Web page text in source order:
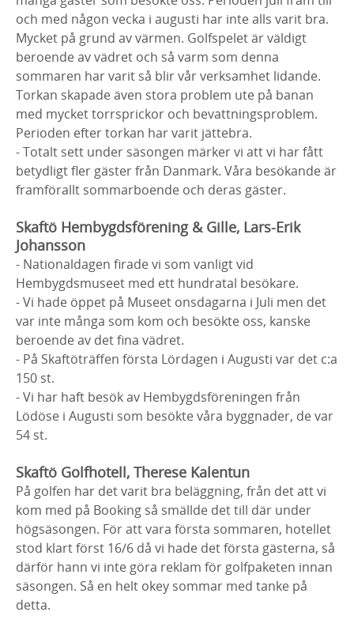
och med någon vecka i augusti har inte alls varit bra.
Mycket på grund av värmen. Golfspelet är väldigt
beroende av vädret och så varm som denna
sommaren har varit så blir vår verksamhet lidande.
Torkan skapade även stora problem ute på banan
med mycket torrsprickor och bevattningsproblem.
Perioden efter torkan har varit jättebra.
- Totalt sett under säsongen märker vi att vi har fått
betydligt fler gäster från Danmark. Våra besökande är
framförallt sommarboende och deras gäster.
Skaftö Hembygdsförening & Gille, Lars-Erik
Johansson
- Nationaldagen firade vi som vanligt vid
Hembygdsmuseet med ett hundratal besökare.
- Vi hade öppet på Museet onsdagarna i Juli men det
var inte många som kom och besökte oss, kanske
beroende av det fina vädret.
- På Skaftöträffen första Lördagen i Augusti var det c:a
150 st.
- Vi har haft besök av Hembygdsföreningen från
Lödöse i Augusti som besökte våra byggnader, de var
54 st.
Skaftö Golfhotell, Therese Kalentun
På golfen har det varit bra beläggning, från det att vi
kom med på Booking så smällde det till där under
högsäsongen. För att vara första sommaren, hotellet
stod klart först 16/6 då vi hade det första gästerna, så
därför hann vi inte göra reklam för golfpaketen innan
säsongen. Så en helt okey sommar med tanke på
detta.